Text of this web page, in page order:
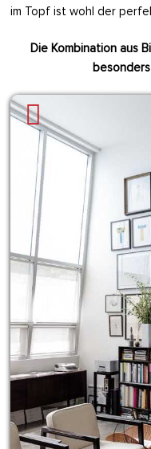
im Topf ist wohl der
Die Kombination aus